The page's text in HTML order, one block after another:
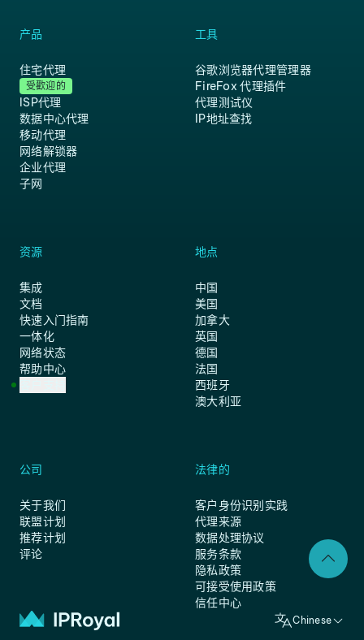
产品
住宅代理
受歡迎的
ISP代理
数据中心代理
移动代理
网络解锁器
企业代理
子网
工具
谷歌浏览器代理管理器
FireFox 代理插件
代理测试仪
IP地址查找
资源
集成
文档
快速入门指南
一体化
网络状态
帮助中心
地点
中国
美国
加拿大
英国
德国
法国
西班牙
澳大利亚
公司
关于我们
联盟计划
推荐计划
评论
法律的
客户身份识别实践
代理来源
数据处理协议
服务条款
隐私政策
可接受使用政策
信任中心
Chinese